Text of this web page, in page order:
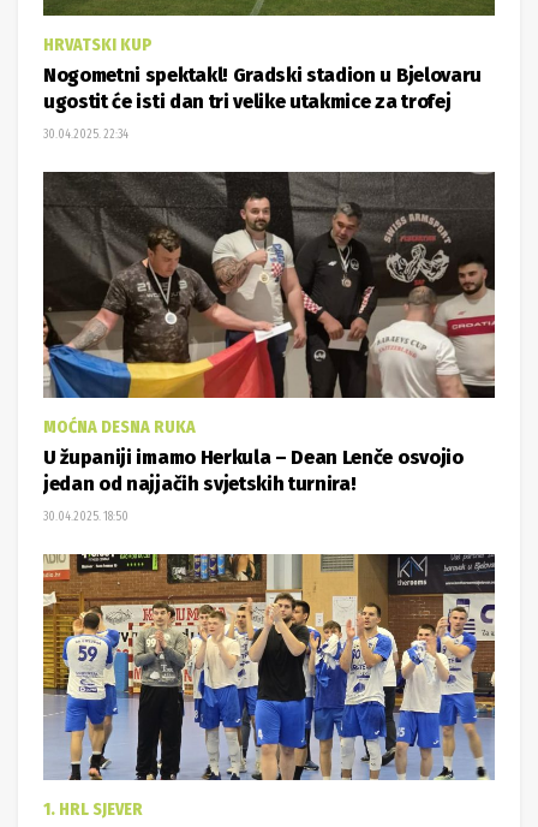
MOĆNA DESNA RUKA
U županiji imamo Herkula – Dean Lenče osvojio
jedan od najjačih svjetskih turnira!
30.04.2025. 18:50
1. HRL SJEVER
Rukometaši Bjelovara u drugom poluvremenu
okrenuli Nexe i oprostili se od domaće publike
pobjedom
30.04.2025. 18:29